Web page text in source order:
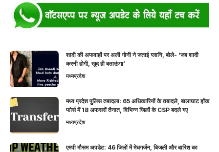
शादी की अफवाहों पर अली गोनी ने जताई ग्लानि, बोले- ‘जब शादी
करनी होगी, खुद ही बताऊंगा’
मध्यप्रदेश
मध्य प्रदेश पुलिस तबादला: 65 अधिकारियों के तबादले, बालाघाट हॉक
फोर्स में 18 अफसरों तैनात, विभिन्न जिलों के CSP बदले गए
मध्यप्रदेश
एमपी मौसम अपडेट: 46 जिलों में मेघगर्जन, बिजली और बारिश का